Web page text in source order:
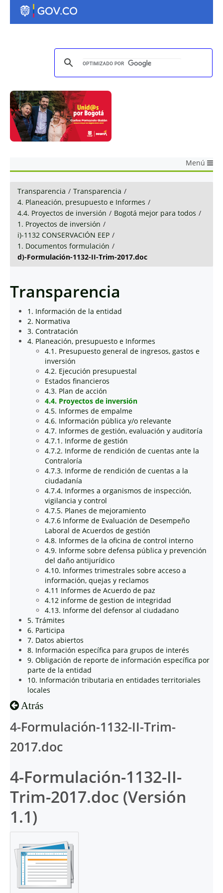
Menú
Transparencia / Transparencia /
4. Planeación, presupuesto e Informes /
4.4. Proyectos de inversión / Bogotá mejor para todos /
1. Proyectos de inversión /
i)-1132 CONSERVACIÓN EEP /
1. Documentos formulación /
d)-Formulación-1132-II-Trim-2017.doc
Transparencia
1. Información de la entidad
2. Normativa
3. Contratación
4. Planeación, presupuesto e Informes
4.1. Presupuesto general de ingresos, gastos e
inversión
4.2. Ejecución presupuestal
Estados financieros
4.3. Plan de acción
4.4. Proyectos de inversión
4.5. Informes de empalme
4.6. Información pública y/o relevante
4.7. Informes de gestión, evaluación y auditoría
4.7.1. Informe de gestión
4.7.2. Informe de rendición de cuentas ante la
Contraloría
4.7.3. Informe de rendición de cuentas a la
ciudadanía
4.7.4. Informes a organismos de inspección,
vigilancia y control
4.7.5. Planes de mejoramiento
4.7.6 Informe de Evaluación de Desempeño
Laboral de Acuerdos de gestión
4.8. Informes de la oficina de control interno
4.9. Informe sobre defensa pública y prevención
del daño antijurídico
4.10. Informes trimestrales sobre acceso a
información, quejas y reclamos
4.11 Informes de Acuerdo de paz
4.12 informe de gestion de integridad
4.13. Informe del defensor al ciudadano
5. Trámites
6. Participa
7. Datos abiertos
8. Información específica para grupos de interés
9. Obligación de reporte de información específica por
parte de la entidad
10. Información tributaria en entidades territoriales
locales
Atrás
4-Formulación-1132-II-Trim-
2017.doc
4-Formulación-1132-II-
Trim-2017.doc (Versión
1.1)